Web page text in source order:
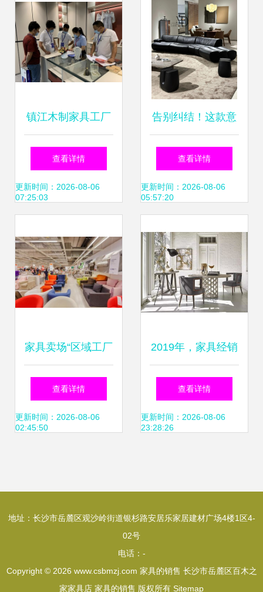
镇江木制家具工厂
匠心品质引领市
场，销售网络覆盖
查看详情
更新时间：2026-08-06
07:25:03
告别纠结！这款意
式极简竹节沙发，
闭眼入的佛山工厂
查看详情
更新时间：2026-08-06
05:57:20
家具卖场“区域工厂
直营店团购模式”
破局新零售的杀手
查看详情
更新时间：2026-08-06
02:45:50
2019年，家具经销
商的挑战与出路
查看详情
更新时间：2026-08-06
23:28:26
地址：长沙市岳麓区观沙岭街道银杉路安居乐家居建材广场4楼1区4-
02号
电话：-
Copyright © 2026 www.csbmzj.com 家具的销售 长沙市岳麓区百木之
家家具店 家具的销售 版权所有 Sitemap